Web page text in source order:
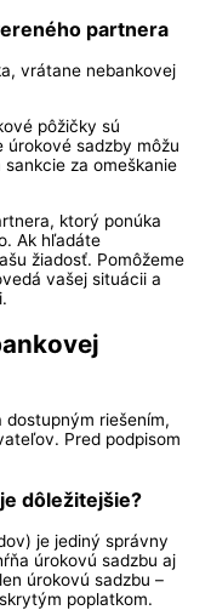
partnera
vrátane nebankovej
pôžičky sú
úrokové sadzby môžu
za omeškanie
ktorý ponúka
Ak hľadáte
žiadosť. Pomôžeme
vašej situácii a
riešením,
Pred podpisom
dôležitejšie?
je jediný správny
úrokovú sadzbu aj
úrokovú sadzbu –
poplatkom.